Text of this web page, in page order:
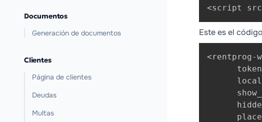
Documentos
Generación de documentos
Clientes
Página de clientes
Deudas
Multas
<script
Este es el
<rentprog-